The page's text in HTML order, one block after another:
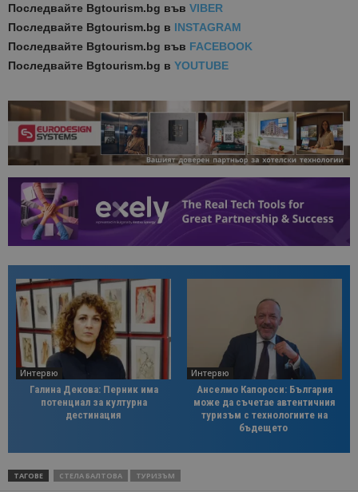
Последвайте Bgtourism.bg във VIBER
Последвайте Bgtourism.bg в INSTAGRAM
Последвайте Bgtourism.bg във FACEBOOK
Последвайте Bgtourism.bg в YOUTUBE
Интервю
Галина Декова: Перник има
потенциал за културна
дестинация
Интервю
Анселмо Капороси: България
може да съчетае автентичния
туризъм с технологиите на
бъдещето
ТАГОВЕ СТЕЛА БАЛТОВА ТУРИЗЪМ